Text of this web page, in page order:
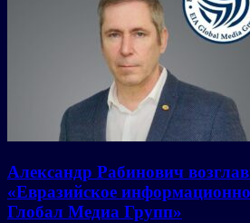
Александр Рабинович
«Евразийское
Глобал Медиа Групп»